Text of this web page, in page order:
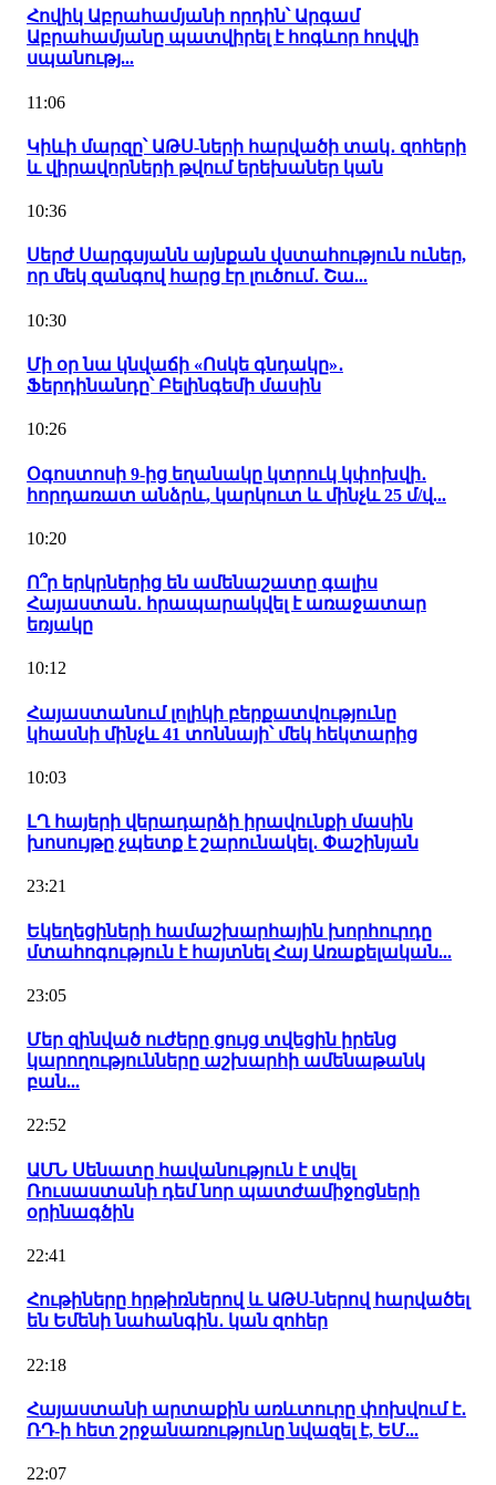
Հովիկ Աբրահամյանի որդին՝ Արգամ
Աբրահամյանը պատվիրել է հոգևոր հովվի
սպանությ...
11:06
Կիևի մարզը՝ ԱԹՍ-ների հարվածի տակ․ զոհերի
և վիրավորների թվում երեխաներ կան
10:36
Սերժ Սարգսյանն այնքան վստահություն ուներ,
որ մեկ զանգով հարց էր լուծում․ Շա...
10:30
Մի օր նա կնվաճի «Ոսկե գնդակը»․
Ֆերդինանդը՝ Բելինգեմի մասին
10:26
Օգոստոսի 9-ից եղանակը կտրուկ կփոխվի․
հորդառատ անձրև, կարկուտ և մինչև 25 մ/վ...
10:20
Ո՞ր երկրներից են ամենաշատը գալիս
Հայաստան․ հրապարակվել է առաջատար
եռյակը
10:12
Հայաստանում լոլիկի բերքատվությունը
կհասնի մինչև 41 տոննայի՝ մեկ հեկտարից
10:03
ԼՂ հայերի վերադարձի իրավունքի մասին
խոսույթը չպետք է շարունակել․ Փաշինյան
23:21
Եկեղեցիների համաշխարհային խորհուրդը
մտահոգություն է հայտնել Հայ Առաքելական...
23:05
Մեր զինված ուժերը ցույց տվեցին իրենց
կարողությունները աշխարհի ամենաթանկ
բան...
22:52
ԱՄՆ Սենատը հավանություն է տվել
Ռուսաստանի դեմ նոր պատժամիջոցների
օրինագծին
22:41
Հութիները հրթիռներով և ԱԹՍ-ներով հարվածել
են Եմենի նահանգին․ կան զոհեր
22:18
Հայաստանի արտաքին առևտուրը փոխվում է․
ՌԴ-ի հետ շրջանառությունը նվազել է, ԵՄ...
22:07